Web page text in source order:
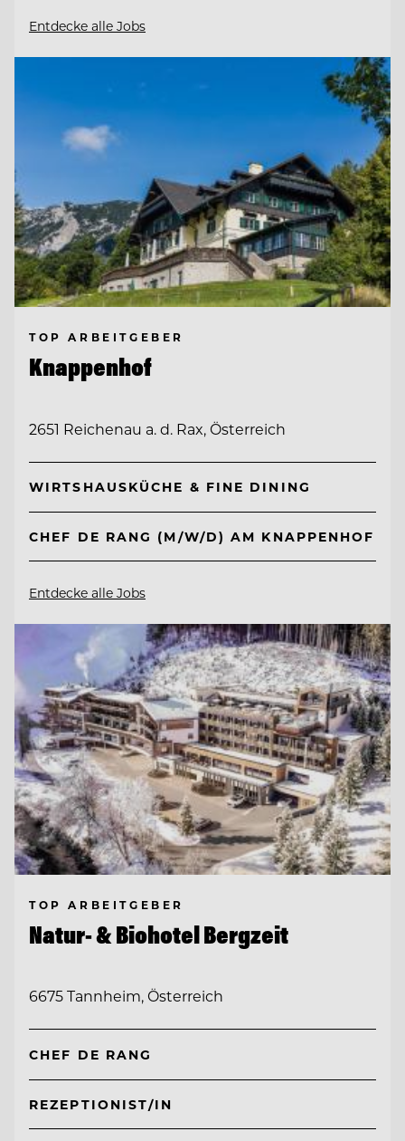
Entdecke alle Jobs
TOP ARBEITGEBER
Knappenhof
2651 Reichenau a. d. Rax, Österreich
WIRTSHAUSKÜCHE & FINE DINING
CHEF DE RANG (M/W/D) AM KNAPPENHOF
Entdecke alle Jobs
TOP ARBEITGEBER
Natur- & Biohotel Bergzeit
6675 Tannheim, Österreich
CHEF DE RANG
REZEPTIONIST/IN